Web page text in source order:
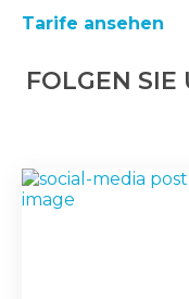
Tarife ansehen
FOLGEN SIE